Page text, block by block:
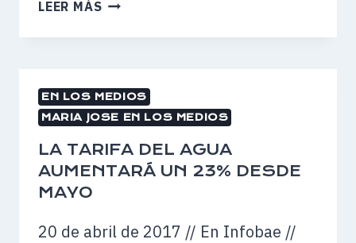
LEER MÁS
TARIFARIOS
DEL
23%
A
PARTIR
DE
EN LOS MEDIOS
MARIA JOSE EN LOS MEDIOS
LA TARIFA DEL AGUA
AUMENTARÁ UN 23% DESDE
MAYO
20 de abril de 2017 // En Infobae //